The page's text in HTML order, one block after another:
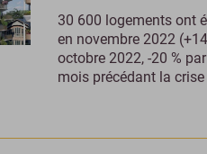
30 600 logements ont
en novembre 2022
octobre 2022, -20 %
mois précédant la